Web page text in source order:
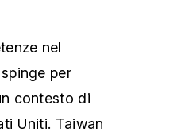
nel
per
contesto di
Uniti. Taiwan